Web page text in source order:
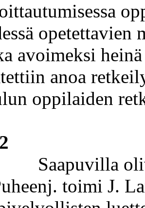
opetettavien
avoimeksi
anoa
oppilaiden
Saapuvilla
. toimi J.